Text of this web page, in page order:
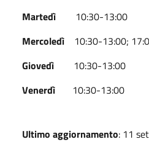
Martedì 10:30-13:00
Mercoledì 10:30-13:00;
Giovedì
10:30-13:00
Venerdì 10:30-13:00
Ultimo aggiornamento: 11